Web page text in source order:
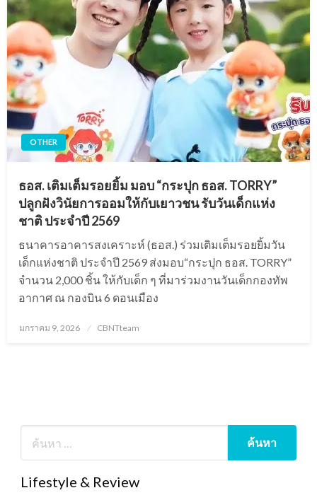
OTHER
ธอส. เติมเต็มรอยยิ้ม มอบ “กระปุก ธอส. TORRY”
ปลูกฝังวินัยการออมให้กับเยาวชน รับวันเด็กแห่ง
ชาติ ประจำปี 2569
ธนาคารอาคารสงเคราะห์ (ธอส.) ร่วมเติมเต็มรอยยิ้มวัน
เด็กแห่งชาติ ประจำปี 2569 ส่งมอบ“กระปุก ธอส. TORRY”
จำนวน 2,000 ชิ้น ให้กับเด็ก ๆ ที่มาร่วมงานวันเด็กกองทัพ
อากาศ ณ กองบิน 6 ดอนเมือง
Posted
มกราคม 9, 2026 CBNTteam
Lifestyle & Review